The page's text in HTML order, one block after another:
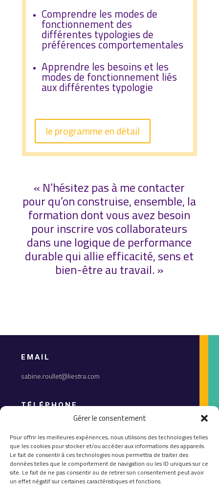
Gérer le consentement
Pour offrir les meilleures expériences, nous utilisons des technologies telles
que les cookies pour stocker et/ou accéder aux informations des appareils.
Le fait de consentir à ces technologies nous permettra de traiter des
données telles que le comportement de navigation ou les ID uniques sur ce
site. Le fait de ne pas consentir ou de retirer son consentement peut avoir
un effet négatif sur certaines caractéristiques et fonctions.
Comprendre les modes de
fonctionnement des
différentes typologies de
préférences comportementales
Apprendre les besoins et les
modes de fonctionnement liés
aux différentes typologie
le programme en détail
« N’hésitez pas à me contacter
pour qu’on construise, ensemble, la
formation dont vous avez besoin
pour inscrire vos collaborateurs
dans une logique de performance
durable qui allie efficacité, sens et
bien-être au travail. »
EMAIL
sabine.roullet@liestra.com
TÉLÉPHONE
ACTUS